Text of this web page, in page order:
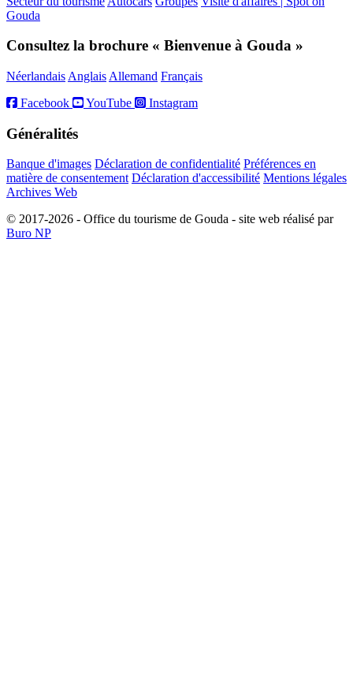
Gouda
Consultez la brochure « Bienvenue à Gouda »
Néerlandais Anglais Allemand Français
Facebook
YouTube Instagram
Généralités
Banque d'images Déclaration de confidentialité Préférences en
matière de consentement Déclaration d'accessibilité Mentions légales
Archives Web
© 2017-2026 - Office du tourisme de Gouda - site web réalisé par
Buro NP